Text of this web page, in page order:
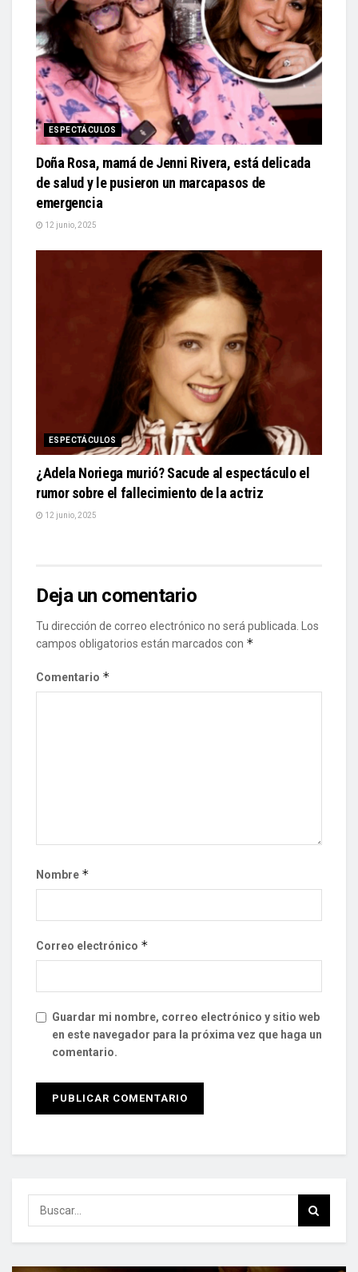
ESPECTÁCULOS
Doña Rosa, mamá de Jenni Rivera, está delicada
de salud y le pusieron un marcapasos de
emergencia
12 junio, 2025
ESPECTÁCULOS
¿Adela Noriega murió? Sacude al espectáculo el
rumor sobre el fallecimiento de la actriz
12 junio, 2025
Deja un comentario
Tu dirección de correo electrónico no será publicada.
Los
campos obligatorios están marcados con *
Comentario *
Nombre *
Correo electrónico *
Guardar mi nombre, correo electrónico y sitio web
en este navegador para la próxima vez que haga un
comentario.